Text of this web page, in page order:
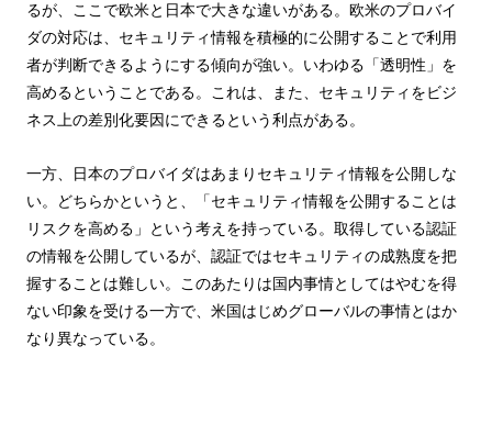
るが、ここで欧米と日本で大きな違いがある。欧米のプロバイ
ダの対応は、セキュリティ情報を積極的に公開することで利用
者が判断できるようにする傾向が強い。いわゆる「透明性」を
高めるということである。これは、また、セキュリティをビジ
ネス上の差別化要因にできるという利点がある。
一方、日本のプロバイダはあまりセキュリティ情報を公開しな
い。どちらかというと、「セキュリティ情報を公開することは
リスクを高める」という考えを持っている。取得している認証
の情報を公開しているが、認証ではセキュリティの成熟度を把
握することは難しい。
このあたりは国内事情としてはやむを得
ない印象を受ける一方で、米国はじめグローバルの事情とはか
なり異なっている。